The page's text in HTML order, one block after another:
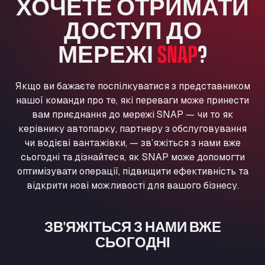
Washway Road, PE12 8LT
Anpol Sp. z o.o.
Ul. Torunska 147, 85884
Aqua Ariva GmbH
Aral Autohof Bockel
An der Autobahn 1, 27404
ARAL Autohof Bockenem
Oppelner Str. 1, 31167
ARAL Autohof Merklingen
Nellinger Str. 24, 89188
ARAL Autohof Preis
GmbH
Obernburger Str. 127, 63811
Ardleigh South Services
ДОСТУП ДО
МЕРЕЖІSNAP?
Якщо ви бажаєте поспілкуватися з представником
нашої команди про те, які переваги може принести
вам приєднання до мережі SNAP — чи то як
керівнику автопарку, партнеру з обслуговування
чи водієві вантажівки, — зв’яжіться з нами вже
сьогодні та дізнайтеся, як SNAP може допомогти
оптимізувати операції, підвищити ефективність та
відкрити нові можливості для вашого бізнесу.
ЗВ’ЯЖІТЬСЯ З НАМИ ВЖЕ
СЬОГОДНІ